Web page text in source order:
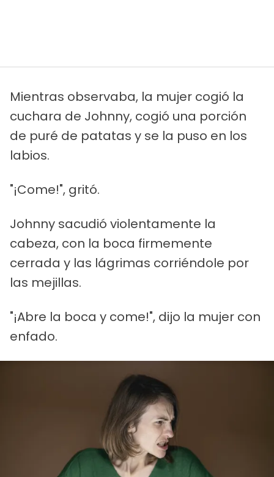
Mientras observaba, la mujer cogió la
cuchara de Johnny, cogió una porción
de puré de patatas y se la puso en los
labios.
"¡Come!", gritó.
Johnny sacudió violentamente la
cabeza, con la boca firmemente
cerrada y las lágrimas corriéndole por
las mejillas.
"¡Abre la boca y come!", dijo la mujer con
enfado.